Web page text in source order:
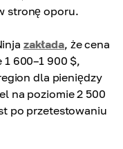
stronę oporu.
zakłada, że cena
600–1 900 $,
dla pieniędzy
na poziomie 2 500
po przetestowaniu